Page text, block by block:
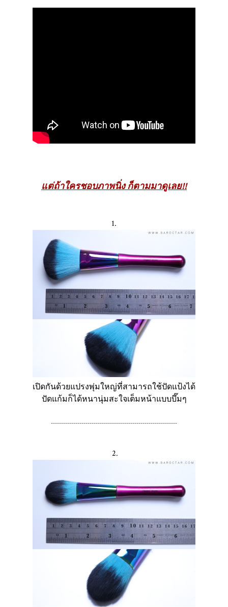
แต่ถ้าใครชอบภาพนิ่ง ก็ตามมาดูเลย!!
1.
เปิดกันด้วยแปรงพุ่มใหญ่ที่สามารถใช้ปัดแป้งได้
ปัดแก้มก็ได้หนานุ่มสะใจเต็มหน้าแบบบึ๊มๆ
--------------------------------------------------------------
2.